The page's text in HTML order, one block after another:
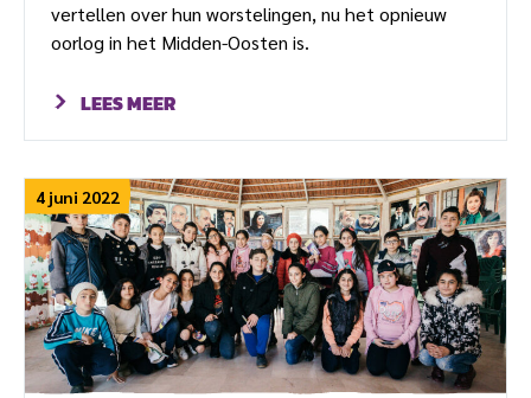
vertellen over hun worstelingen, nu het opnieuw
oorlog in het Midden-Oosten is.
LEES MEER
4 juni 2022